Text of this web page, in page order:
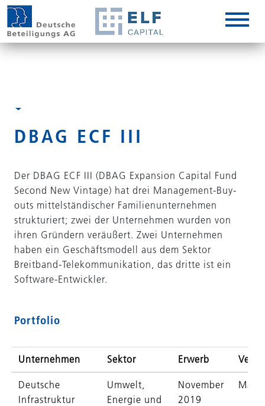
DBAG ECF III
Der DBAG ECF III (DBAG Expansion Capital Fund
Second New Vintage) hat drei Management-Buy-
outs mittelständischer Familienunternehmen
strukturiert; zwei der Unternehmen wurden von
ihren Gründern veräußert. Zwei Unternehmen
haben ein Geschäftsmodell aus dem Sektor
Breitband-Telekommunikation, das dritte ist ein
Software-Entwickler.
Portfolio
Unternehmen Sektor Erwerb
Deutsche
Infrastruktur
Umwelt,
Energie und
November
2019
Mai